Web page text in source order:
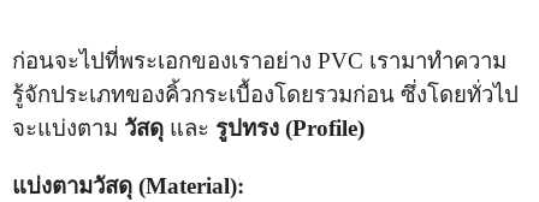
ก่อนจะไปที่พระเอกของเราอย่าง PVC เรามาทำความ
รู้จักประเภทของคิ้วกระเบื้องโดยรวมก่อน ซึ่งโดยทั่วไป
จะแบ่งตาม วัสดุ และ รูปทรง (Profile)
แบ่งตามวัสดุ (Material):